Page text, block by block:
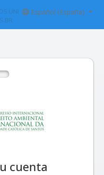
Español (España)
cuenta